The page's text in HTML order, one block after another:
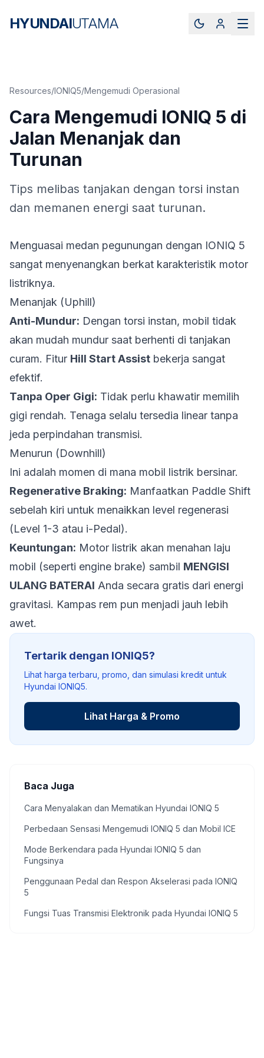
HYUNDAIUTAMA
Resources/IONIQ5/Mengemudi Operasional
Cara Mengemudi IONIQ 5 di
Jalan Menanjak dan
Turunan
Tips melibas tanjakan dengan torsi instan
dan memanen energi saat turunan.
Menguasai medan pegunungan dengan IONIQ 5
sangat menyenangkan berkat karakteristik motor
listriknya.
Menanjak (Uphill)
Anti-Mundur: Dengan torsi instan, mobil tidak
akan mudah mundur saat berhenti di tanjakan
curam. Fitur Hill Start Assist bekerja sangat
efektif.
Tanpa Oper Gigi: Tidak perlu khawatir memilih
gigi rendah. Tenaga selalu tersedia linear tanpa
jeda perpindahan transmisi.
Menurun (Downhill)
Ini adalah momen di mana mobil listrik bersinar.
Regenerative Braking: Manfaatkan Paddle Shift
sebelah kiri untuk menaikkan level regenerasi
(Level 1-3 atau i-Pedal).
Keuntungan: Motor listrik akan menahan laju
mobil (seperti engine brake) sambil MENGISI
ULANG BATERAI Anda secara gratis dari energi
gravitasi. Kampas rem pun menjadi jauh lebih
awet.
Tertarik dengan IONIQ5?
Lihat harga terbaru, promo, dan simulasi kredit untuk
Hyundai IONIQ5.
Lihat Harga & Promo
Baca Juga
Cara Menyalakan dan Mematikan Hyundai IONIQ 5
Perbedaan Sensasi Mengemudi IONIQ 5 dan Mobil ICE
Mode Berkendara pada Hyundai IONIQ 5 dan
Fungsinya
Penggunaan Pedal dan Respon Akselerasi pada IONIQ
5
Fungsi Tuas Transmisi Elektronik pada Hyundai IONIQ 5